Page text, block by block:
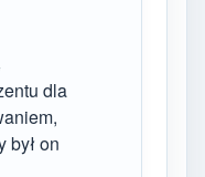
dla
był on